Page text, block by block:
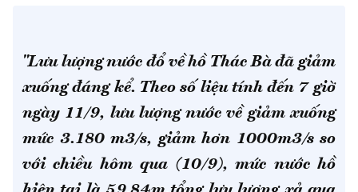
"Lưu lượng nước đổ về hồ Thác Bà đã giảm
xuống đáng kể. Theo số liệu tính đến 7 giờ
ngày 11/9, lưu lượng nước về giảm xuống
mức 3.180 m3/s, giảm hơn 1000m3/s so
với chiều hôm qua (10/9), mức nước hồ